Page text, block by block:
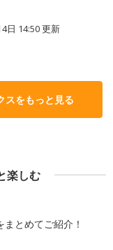
日 14:50更新
スをもっと見る
楽しむ
とめてご紹介！